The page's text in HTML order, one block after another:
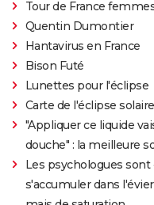
Tour de France
Quentin Dumontier
Hantavirus en France
Bison Futé
Lunettes pour l'éclipse
Carte de l'éclipse
"Appliquer ce liquide
douche" : la meilleure
Les psychologues sont
s'accumuler dans